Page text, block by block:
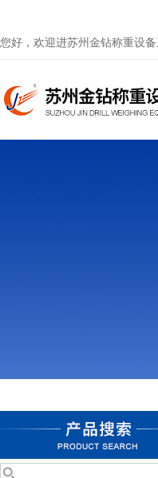
您好，欢迎进苏州金钻称重设